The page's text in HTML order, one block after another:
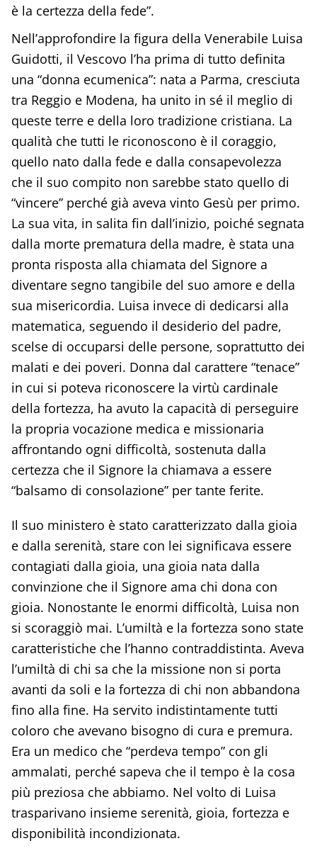
è la certezza della fede”.
Nell’approfondire la figura della Venerabile Luisa
Guidotti, il Vescovo l’ha prima di tutto definita
una “donna ecumenica”: nata a Parma, cresciuta
tra Reggio e Modena, ha unito in sé il meglio di
queste terre e della loro tradizione cristiana. La
qualità che tutti le riconoscono è il coraggio,
quello nato dalla fede e dalla consapevolezza
che il suo compito non sarebbe stato quello di
“vincere” perché già aveva vinto Gesù per primo.
La sua vita, in salita fin dall’inizio, poiché segnata
dalla morte prematura della madre, è stata una
pronta risposta alla chiamata del Signore a
diventare segno tangibile del suo amore e della
sua misericordia. Luisa invece di dedicarsi alla
matematica, seguendo il desiderio del padre,
scelse di occuparsi delle persone, soprattutto dei
malati e dei poveri. Donna dal carattere “tenace”
in cui si poteva riconoscere la virtù cardinale
della fortezza, ha avuto la capacità di perseguire
la propria vocazione medica e missionaria
affrontando ogni difficoltà, sostenuta dalla
certezza che il Signore la chiamava a essere
“balsamo di consolazione” per tante ferite.
Il suo ministero è stato caratterizzato dalla gioia
e dalla serenità, stare con lei significava essere
contagiati dalla gioia, una gioia nata dalla
convinzione che il Signore ama chi dona con
gioia. Nonostante le enormi difficoltà, Luisa non
si scoraggiò mai. L’umiltà e la fortezza sono state
caratteristiche che l’hanno contraddistinta. Aveva
l’umiltà di chi sa che la missione non si porta
avanti da soli e la fortezza di chi non abbandona
fino alla fine. Ha servito indistintamente tutti
coloro che avevano bisogno di cura e premura.
Era un medico che “perdeva tempo” con gli
ammalati, perché sapeva che il tempo è la cosa
più preziosa che abbiamo. Nel volto di Luisa
trasparivano insieme serenità, gioia, fortezza e
disponibilità incondizionata.